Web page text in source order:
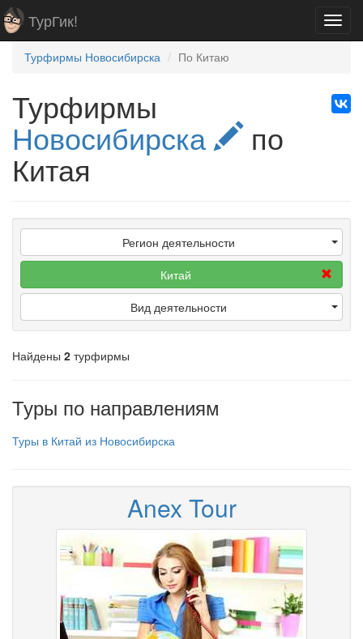
ТурГик!
Турфирмы Новосибирска По Китаю
Турфирмы
Новосибирска по
Китая
Регион деятельности
Китай
Вид деятельности
Найдены 2 турфирмы
Туры по направлениям
Туры в Китай из Новосибирска
Anex Tour